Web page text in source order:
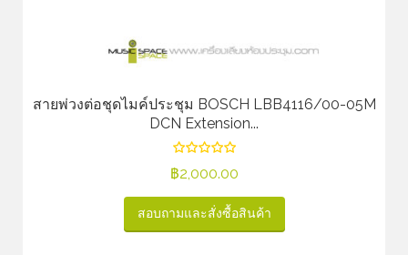
สายพ่วงต่อชุดไมค์ประชุม BOSCH LBB4116/00-05M
DCN Extension...
฿2,000.00
สอบถามและสั่งซื้อสินค้า